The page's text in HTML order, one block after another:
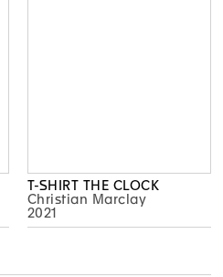
T-SHIRT THE CLOCK
Christian Marclay
2021